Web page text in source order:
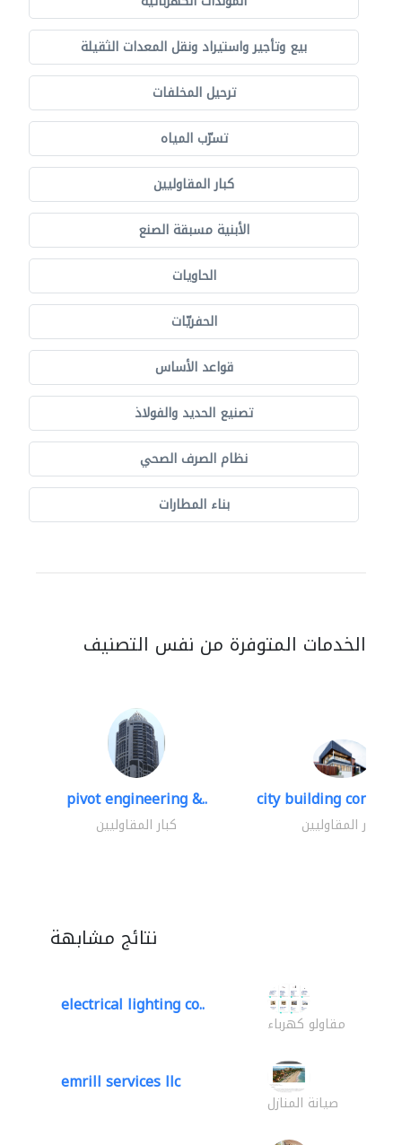
بيع وتأجير واستيراد ونقل المعدات الثقيلة
ترحيل المخلفات
تسرّب المياه
كبار المقاوليين
الأبنية مسبقة الصنع
الحاويات
الحفريّات
قواعد الأساس
تصنيع الحديد والفولاذ
نظام الصرف الصحي
بناء المطارات
الخدمات المتوفرة من نفس التصنيف
pivot engineering &..
كبار المقاوليين
city building
كبار المقاوليين
نتائج مشابهة
electrical lighting co..
مقاولو كهرباء
emrill services llc
صيانة المنازل